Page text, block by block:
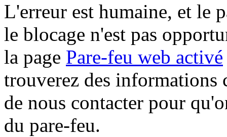
L'erreur est humaine, et le
le blocage n'est pas
la page Pare-feu web activé
trouverez des informations
de nous contacter pour
du pare-feu.